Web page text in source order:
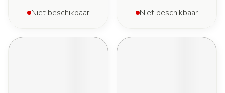
Niet beschikbaar Niet beschikbaar